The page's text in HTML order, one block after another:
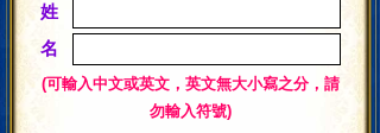
姓
名
(可輸入中文或英文，英文無大小寫之分，請
勿輸入符號)